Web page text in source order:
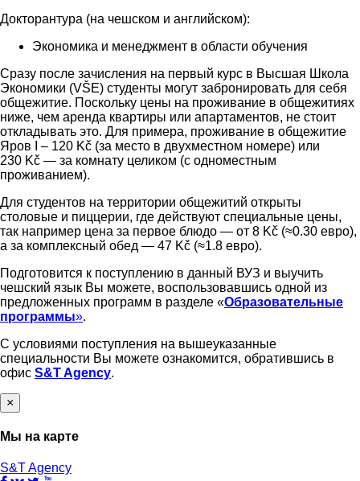
Докторантура (на чешском и английском):
Экономика и менеджмент в области обучения
Сразу после зачисления на первый курс в Высшая Школа
Экономики (VŠE) студенты могут забронировать для себя
общежитие. Поскольку цены на проживание в общежитиях
ниже, чем аренда квартиры или апартаментов, не стоит
откладывать это. Для примера, проживание в общежитие
Яров I – 120 Kč (за место в двухместном номере) или
230 Kč — за комнату целиком (с одноместным
проживанием).
Для студентов на территории общежитий открыты
столовые и пиццерии, где действуют специальные цены,
так например цена за первое блюдо — от 8 Kč (≈0.30 евро),
а за комплексный обед — 47 Kč (≈1.8 евро).
Подготовится к поступлению в данный ВУЗ и выучить
чешский язык Вы можете, воспользовавшись одной из
предложенных программ в разделе «Образовательные
программы».
С условиями поступления на вышеуказанные
специальности Вы можете ознакомится, обратившись в
офис S&T Agency.
×
Мы на карте
S&T Agency